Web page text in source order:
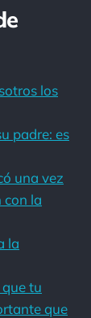
los
padre: es
una vez
con la
la
tu
que